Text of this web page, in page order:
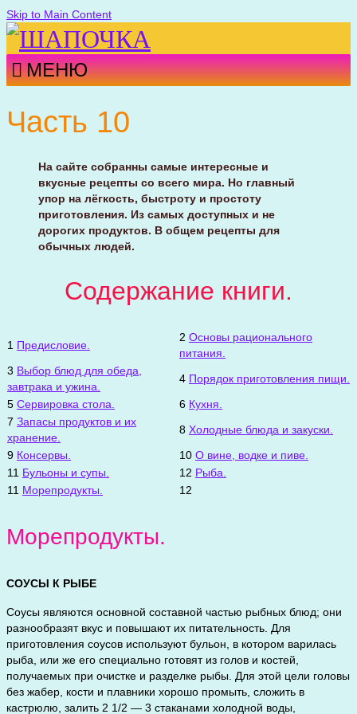
Skip to Main Content
МЕНЮ
Часть 10
На сайте собранны самые интересные и
вкусные рецепты со всего мира. Но главный
упор на лёгкость, быстроту и простоту
приготовления. Из самых доступных и не
дорогих продуктов. В общем рецепты для
обычных людей.
Содержание книги.
1 Предисловие.
2 Основы рационального
питания.
3 Выбор блюд для обеда,
завтрака и ужина.
4 Порядок приготовления пищи.
5 Сервировка стола. 6 Кухня.
7 Запасы продуктов и их
хранение.
8 Холодные блюда и закуски.
9 Консервы. 10 О вине, водке и пиве.
11 Бульоны и супы. 12 Рыба.
11 Морепродукты. 12
Морепродукты.
СОУСЫ К РЫБЕ
Соусы являются основной составной частью рыбных блюд; они
разнообразят вкус и повышают их питательность. Для
приготовления соусов используют бульон, в котором варилась
рыба, или же его специально готовят из голов и костей,
получаемых при очистке и разделке рыбы. Для этой цели головы
без жабер, кости и плавники хорошо промыть, сложить в
кастрюлю, залить 2 1/2 — 3 стаканами холодной воды,